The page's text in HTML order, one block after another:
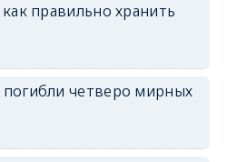
правильно хранить
четверо мирных